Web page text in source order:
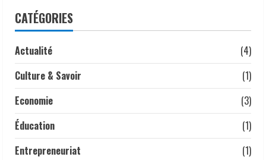
statistique
Tchad | Mme Fatima Goukouni Weddeye,
Ministre des Transports, de l’Aviation
civile et de la Météorologie nationale, a
présidé ce 22 juillet 2026 une réunion
en œuvre de la décision du président de
CATÉGORIES
Actualité
(4)
Culture & Savoir
(1)
Economie
(3)
Éducation
(1)
Entrepreneuriat
(1)